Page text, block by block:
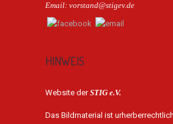
Email: vorstand@stigev.de
HINWEIS
Website derSTIG e.V.
Das Bildmaterial ist